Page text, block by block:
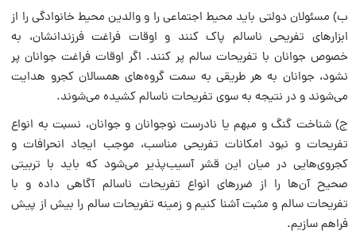
ب) مسئولان دولتى باید محیط اجتماعى را و والدین محیط خانوادگى را از
ابزارهاى تفریحى ناسالم پاک کنند و اوقات فراغت فرزندانشان، به
خصوص جوانان با تفریحات سالم پر کنند. اگر اوقات فراغت جوانان پر
نشود، جوانان به هر طریقى به سمت گروه‌هاى همسالان کجرو هدایت
مى‌شوند و در نتیجه به سوى تفریحات ناسالم کشیده مى‌شوند.
ج) شناخت گنگ و مبهم یا نادرست نوجوانان و جوانان، نسبت به انواع
تفریحات و نبود امکانات تفریحى مناسب، موجب ایجاد انحرافات و
کجروى‌هایى در میان این قشر آسیب‌پذیر مى‌شود که باید با تربیتى
صحیح آن‌ها را از ضررهاى انواع تفریحات ناسالم آگاهى داده و با
تفریحات سالم و مثبت آشنا کنیم و زمینه تفریحات سالم را بیش از پیش
فراهم سازیم.